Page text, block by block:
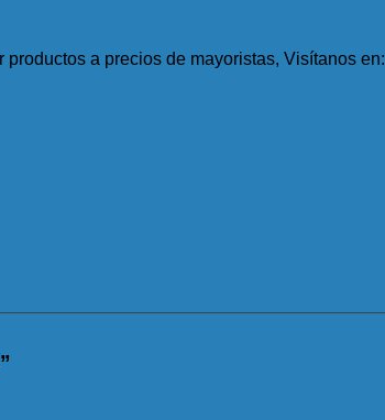
a precios de mayoristas, Visítanos en: